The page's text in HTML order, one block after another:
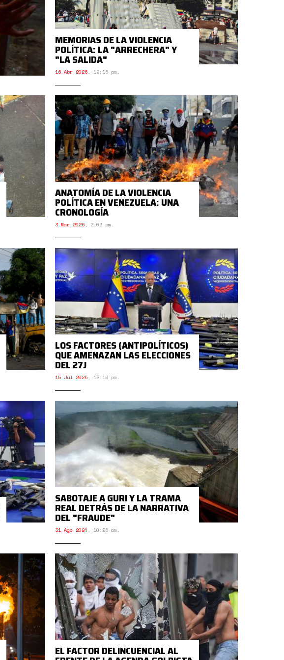
MEMORIAS DE LA VIOLENCIA
POLÍTICA: LA "ARRECHERA" Y
"LA SALIDA"
16 Abr 2026, 12:16 pm.
ANATOMÍA DE LA VIOLENCIA
POLÍTICA EN VENEZUELA: UNA
CRONOLOGÍA
3 Mar 2026, 2:03 pm.
LOS FACTORES (ANTIPOLÍTICOS)
QUE AMENAZAN LAS ELECCIONES
DEL 27J
15 Jul 2025, 12:19 pm.
SABOTAJE A GURI Y LA TRAMA
REAL DETRÁS DE LA NARRATIVA
DEL "FRAUDE"
31 Ago 2024 , 10:26 am.
EL FACTOR DELINCUENCIAL AL